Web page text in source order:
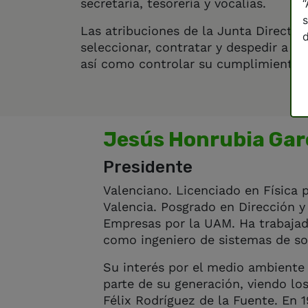
secretaría, tesorería y vocalías.
Las atribuciones de la Junta
seleccionar, contratar y despedir a
así como controlar su cumplimiento;
Jesús Honrubia
Presidente
Valenciano. Licenciado en Física
Valencia. Posgrado en Dirección
Empresas por la UAM. Ha
como ingeniero de sistemas de
Su interés por el medio ambiente
parte de su generación, viendo
Félix Rodríguez de la Fuente. En